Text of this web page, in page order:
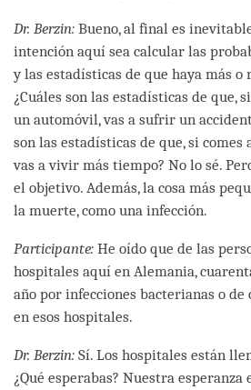
Dr. Berzin: Bueno, al final es
intención aquí sea calcular las
y las estadísticas de que haya más o
¿Cuáles son las estadísticas de que,
un automóvil, vas a sufrir un
son las estadísticas de que, si comes
vas a vivir más tiempo? No lo sé.
el objetivo. Además, la cosa más
la muerte, como una infección.
Participante: He oído que de las
hospitales aquí en Alemania,
año por infecciones bacterianas o
en esos hospitales.
Dr. Berzin: Sí. Los hospitales están
¿Qué esperabas? Nuestra esperanza